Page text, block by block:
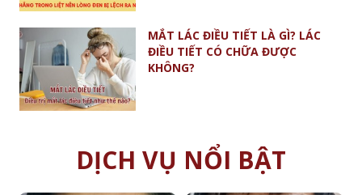
MẮT LÁC ĐIỀU TIẾT LÀ GÌ? LÁC
ĐIỀU TIẾT CÓ CHỮA ĐƯỢC
KHÔNG?
DỊCH VỤ NỔI BẬT